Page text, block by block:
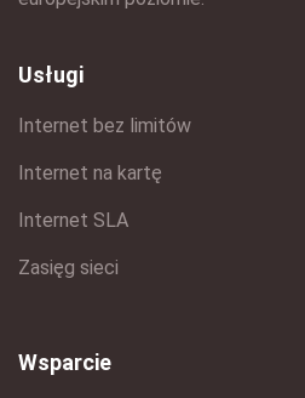
Usługi
Internet bez limitów
Internet na kartę
Internet SLA
Zasięg sieci
Wsparcie